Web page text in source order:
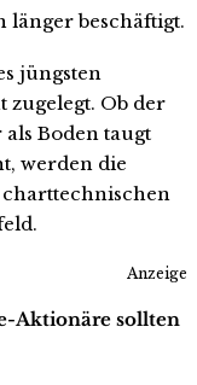
länger beschäftigt.
jüngsten
zugelegt. Ob der
Boden taugt
werden die
charttechnischen
Anzeige
Aktionäre sollten